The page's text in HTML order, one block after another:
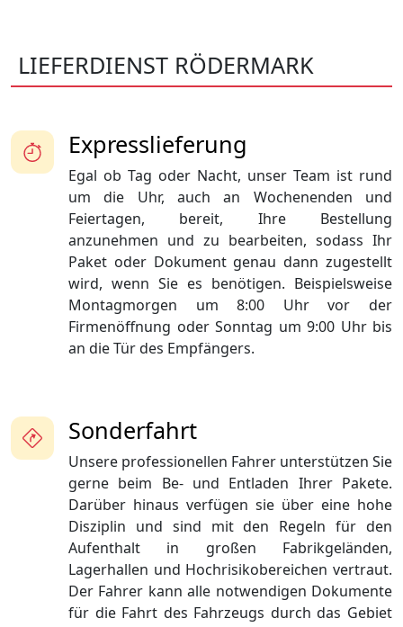
LIEFERDIENST RÖDERMARK
Sonderfahrt
Unsere professionellen Fahrer unterstützen Sie
gerne beim Be- und Entladen Ihrer Pakete.
Darüber hinaus verfügen sie über eine hohe
Disziplin und sind mit den Regeln für den
Aufenthalt in großen Fabrikgeländen,
Lagerhallen und Hochrisikobereichen vertraut.
Der Fahrer kann alle notwendigen Dokumente
für die Fahrt des Fahrzeugs durch das Gebiet
Expresslieferung
Egal ob Tag oder Nacht, unser Team ist rund
um die Uhr, auch an Wochenenden und
Feiertagen, bereit, Ihre Bestellung
anzunehmen und zu bearbeiten, sodass Ihr
Paket oder Dokument genau dann zugestellt
wird, wenn Sie es benötigen. Beispielsweise
Montagmorgen um 8:00 Uhr vor der
Firmenöffnung oder Sonntag um 9:00 Uhr bis
an die Tür des Empfängers.